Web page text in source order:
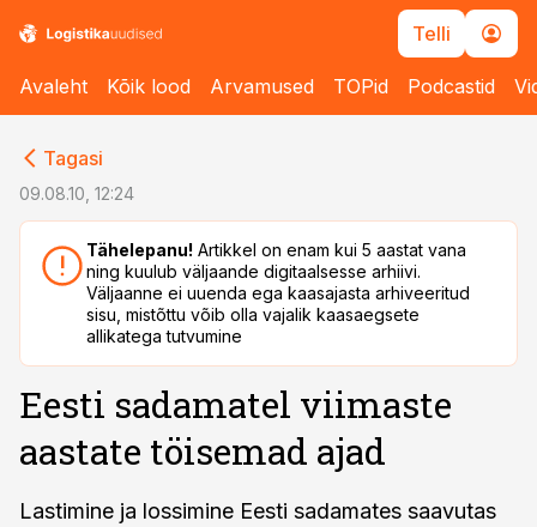
Telli
Avaleht Kõik lood Arvamused TOPid Podcastid
Tagasi
09.08.10, 12:24
Tähelepanu! Artikkel on enam kui 5 aastat vana
ning kuulub väljaande digitaalsesse arhiivi.
Väljaanne ei uuenda ega kaasajasta arhiveeritud
sisu, mistõttu võib olla vajalik kaasaegsete
allikatega tutvumine
Eesti sadamatel viimaste
aastate töisemad ajad
Lastimine ja lossimine Eesti sadamates saavutas